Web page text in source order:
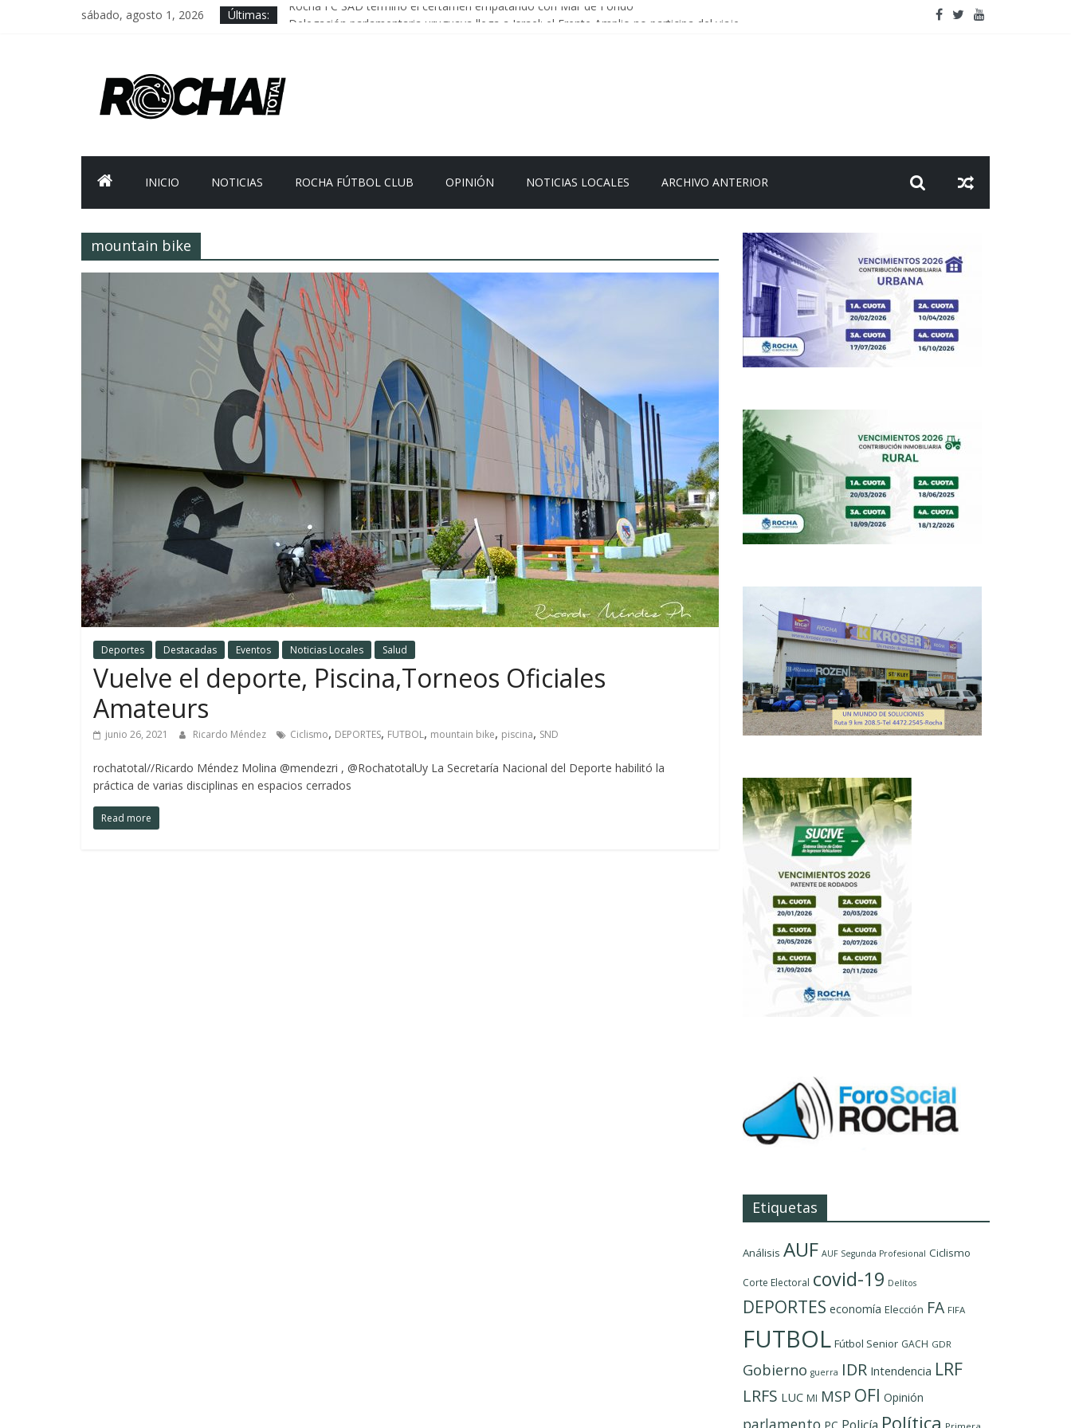
sábado, agosto 1, 2026 Últimas:
Rocha FC SAD termino el certamen empatando con Mar de Fondo
INICIO NOTICIAS ROCHA FÚTBOL CLUB OPINIÓN NOTICIAS LOCALES ARCHIVO ANTERIOR
mountain bike
Deportes Destacadas Eventos Noticias Locales Salud
Vuelve el deporte, Piscina,Torneos Oficiales
Amateurs
junio 26, 2021 Ricardo Méndez Ciclismo, DEPORTES, FUTBOL, mountain bike, piscina, SND
rochatotal//Ricardo Méndez Molina @mendezri , @RochatotalUy La Secretaría Nacional del Deporte habilitó la
práctica de varias disciplinas en espacios cerrados
Read more
Etiquetas
Análisis AUF AUF Segunda Profesional Ciclismo
Corte Electoral covid-19 Delítos
DEPORTES economía Elección FA FIFA
FUTBOL Fútbol Senior GACH GDR
Gobierno guerra IDR Intendencia LRF
LRFS LUC MI MSP OFI Opinión
parlamento PC Política